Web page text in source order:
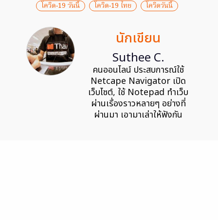
โควิด-19 วันนี้ โควิด-19 ไทย โควิดวันนี้
นักเขียน
Suthee C.
คนออนไลน์ ประสบการณ์ใช้
Netcape Navigator เปิด
เว็บไซต์, ใช้ Notepad ทำเว็บ
ผ่านเรื่องราวหลายๆ อย่างที่
ผ่านมา เอามาเล่าให้ฟังกัน